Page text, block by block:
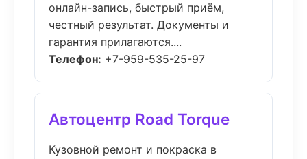
онлайн-запись, быстрый приём,
честный результат. Документы и
гарантия прилагаются....
Телефон: +7-959-535-25-97
Автоцентр Road Torque
Кузовной ремонт и покраска в